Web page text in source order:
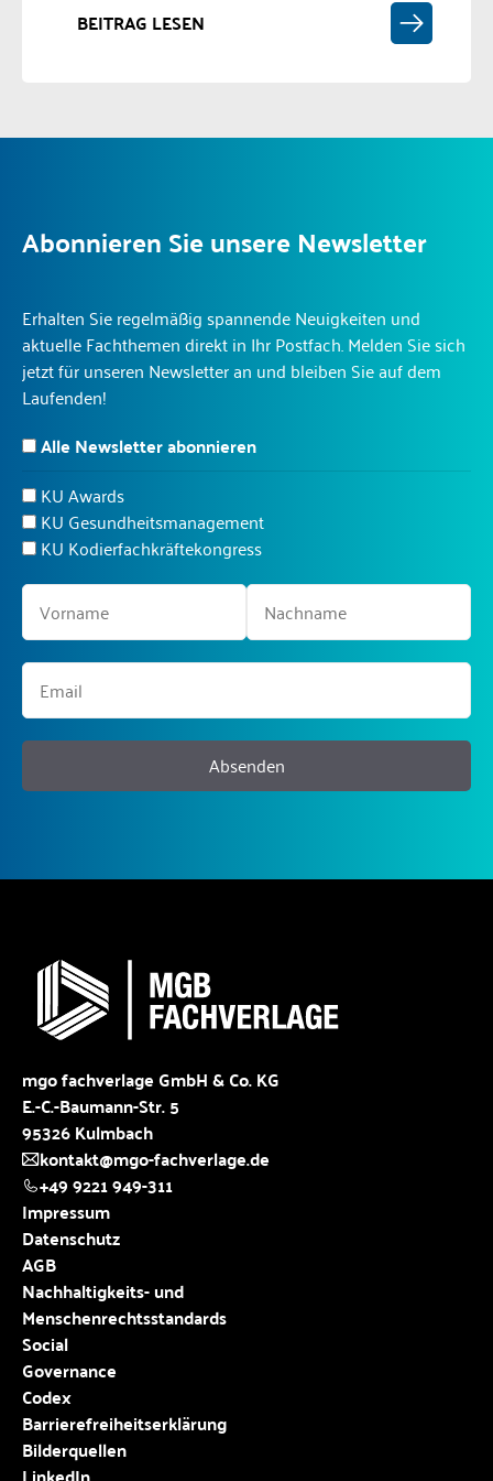
BEITRAG LESEN
Abonnieren Sie unsere Newsletter
Erhalten Sie regelmäßig spannende Neuigkeiten und
aktuelle Fachthemen direkt in Ihr Postfach. Melden Sie sich
jetzt für unseren Newsletter an und bleiben Sie auf dem
Laufenden!
Alle Newsletter abonnieren
KU Awards
KU Gesundheitsmanagement
KU Kodierfachkräftekongress
Absenden
mgo fachverlage GmbH & Co. KG
E.-C.-Baumann-Str. 5
95326 Kulmbach
kontakt@mgo-fachverlage.de
+49 9221 949-311
Impressum
Datenschutz
AGB
Nachhaltigkeits- und
Menschenrechtsstandards
Social
Governance
Codex
Barrierefreiheitserklärung
Bilderquellen